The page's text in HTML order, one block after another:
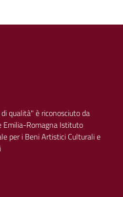
qualità" è riconosciuto da
Emilia-Romagna Istituto
per i Beni Artistici Culturali e